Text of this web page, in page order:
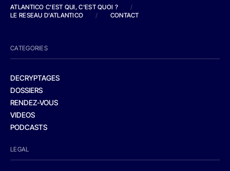
ATLANTICO C'EST QUI, C'EST QUOI ?
/
LE RESEAU D'ATLANTICO
/ CONTACT
CATEGORIES
DECRYPTAGES
DOSSIERS
RENDEZ-VOUS
VIDEOS
PODCASTS
LEGAL